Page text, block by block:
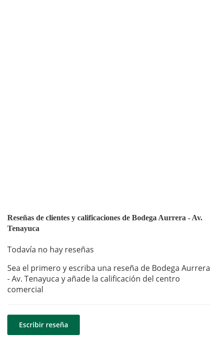
Reseñas de clientes y calificaciones de Bodega Aurrera - Av.
Tenayuca
Todavía no hay reseñas
Sea el primero y escriba una reseña de Bodega Aurrera
- Av. Tenayuca y añade la calificación del centro
comercial
Escribir reseña